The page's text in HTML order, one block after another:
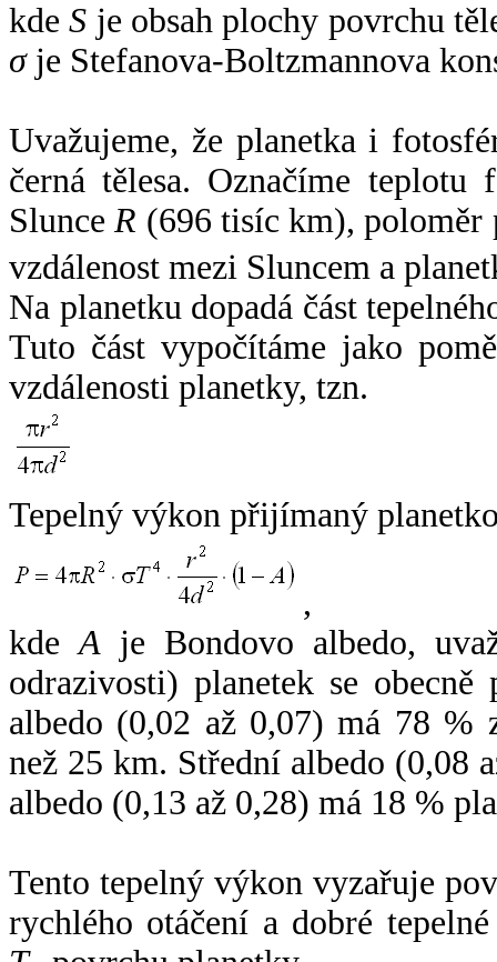
kdeS je obsah plochy povrchu
σje Stefanova-Boltzmannova
Uvažujeme, že planetka i
černá tělesa. Označíme
SlunceR (696 tisíc km),
vzdálenost mezi Sluncem a
Na planetku dopadá část
Tuto část vypočítáme jako
vzdálenosti planetky, tzn.
Tepelný výkon přijímaný
,
kdeA je Bondovo albedo,
odrazivosti) planetek se
albedo (0,02 až 0,07) má 78 %
než 25 km. Střední albedo (0,08
albedo (0,13 až 0,28) má 18 %
Tento tepelný výkon vyzařuje
rychlého otáčení a dobré